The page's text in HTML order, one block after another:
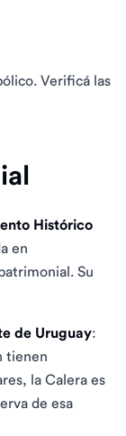
Verificá las
Histórico
en
Su
de Uruguay:
tienen
la Calera es
de esa